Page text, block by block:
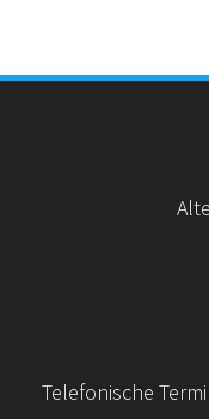
Telefonische